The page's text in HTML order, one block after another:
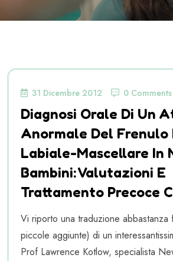
31 Dicembre 2012 0 Comments
Diagnosi Orale Di Un
Anormale Del Frenulo
Labiale-Mascellare In
Bambini: Valutazioni E
Trattamento Precoce
Vi riporto una traduzione abbastanza
piccole aggiunte) di un
Prof Lawrence Kotlow, specialista